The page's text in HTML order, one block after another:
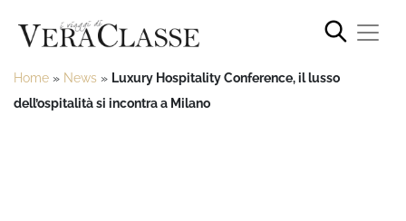
Home » News » Luxury Hospitality Conference, il lusso
dell’ospitalità si incontra a Milano